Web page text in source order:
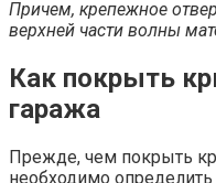
Причем, крепежное
верхней части волны
Как покрыть
гаража
Прежде, чем покрыть
необходимо